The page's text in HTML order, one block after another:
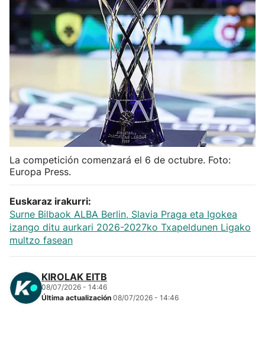
Kirolak 360
Atletismo
Más deportes
"Helmuga"
La competición comenzará el 6 de octubre. Foto:
Europa Press.
Euskaraz irakurri:
Surne Bilbaok ALBA Berlin, Slavia Praga eta Igokea
izango ditu aurkari 2026-2027ko Txapeldunen Ligako
multzo fasean
KIROLAK EITB
08/07/2026 - 14:46
Última actualización 08/07/2026 - 14:46